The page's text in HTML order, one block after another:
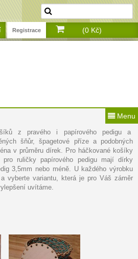
Menu
Registrace (0 Kč)
z pravého i papírového pedigu a
šňůr, špagetové příze a podobných
v průměru dírek. Pro háčkované košíky
ruličky papírového pedigu mají dírky
3,5mm nebo méně. U každého výrobku
vyberte variantu, která je pro Váš záměr
uvítáme.